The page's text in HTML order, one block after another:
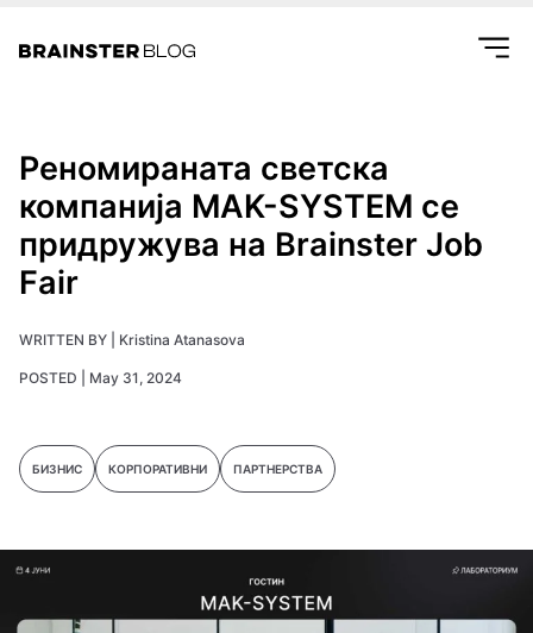
Реномираната светска
компанија MAK-SYSTEM се
придружува на Brainster Job
Fair
WRITTEN BY | Kristina Atanasova
POSTED | May 31, 2024
БИЗНИС КОРПОРАТИВНИ ПАРТНЕРСТВА